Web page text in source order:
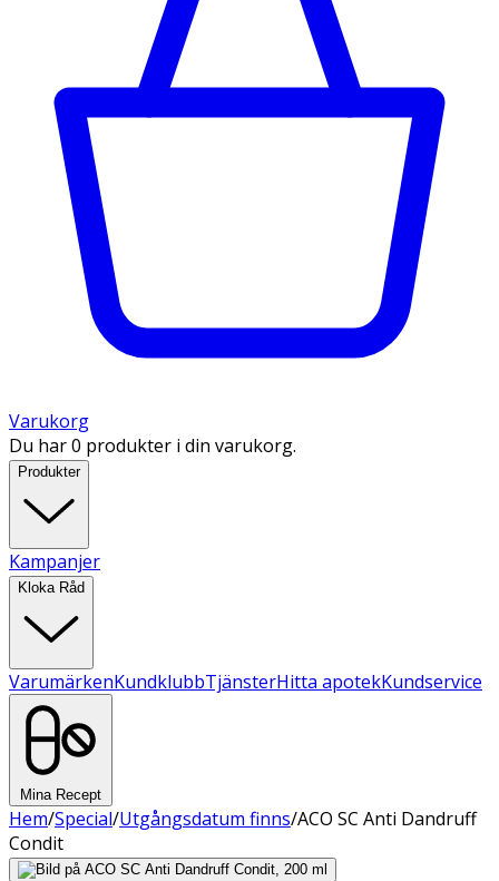
Varukorg
Du har 0 produkter i din varukorg.
Produkter
Kampanjer
Kloka Råd
VarumärkenKundklubbTjänsterHitta apotekKundservice
Mina Recept
Hem/Special/Utgångsdatum finns/ACO SC Anti Dandruff
Condit